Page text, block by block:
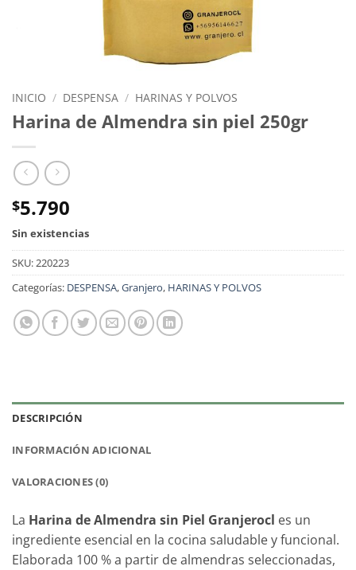
INICIO / DESPENSA / HARINAS Y POLVOS
Harina de Almendra sin piel 250gr
$5.790
Sin existencias
SKU:220223
Categorías: DESPENSA,Granjero, HARINAS Y POLVOS
DESCRIPCIÓN
INFORMACIÓN ADICIONAL
VALORACIONES (0)
La Harina de Almendra sin Piel Granjerocl es un
ingrediente esencial en la cocina saludable y funcional.
Elaborada 100 % a partir de almendras seleccionadas,